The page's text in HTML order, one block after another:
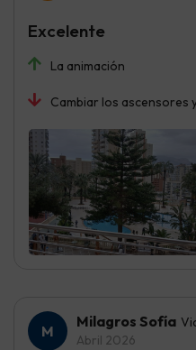
La animación
Cambiar los ascensores
Excelente
Milagros Sofía
Abril 2026